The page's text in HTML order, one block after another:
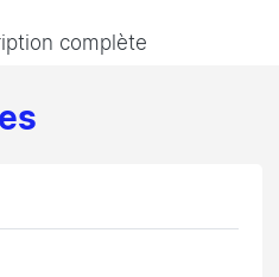
complète